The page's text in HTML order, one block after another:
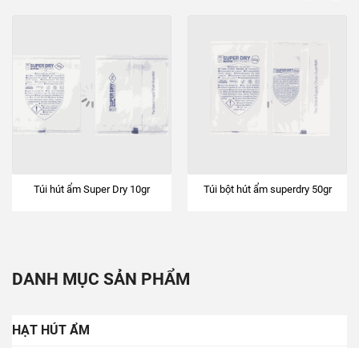
Túi hút ẩm Super Dry 10gr Túi bột hút ẩm superdry 50gr
DANH MỤC SẢN PHẨM
HẠT HÚT ẨM